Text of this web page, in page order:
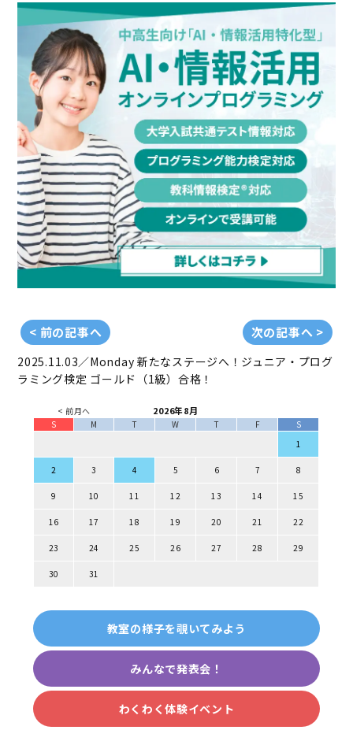
< 前の記事へ 次の記事へ >
2025.11.03／Monday 新たなステージへ！ジュニア・プログ
ラミング検定 ゴールド（1級）合格！
< 前月へ 2026年8月
S M T W T F
S
1
2 3 4 5 6 7 8
9 10 11 12 13 14 15
16 17 18 19 20 21 22
23 24 25 26 27 28 29
30 31
教室の様子を覗いてみよう
みんなで発表会！
わくわく体験イベント